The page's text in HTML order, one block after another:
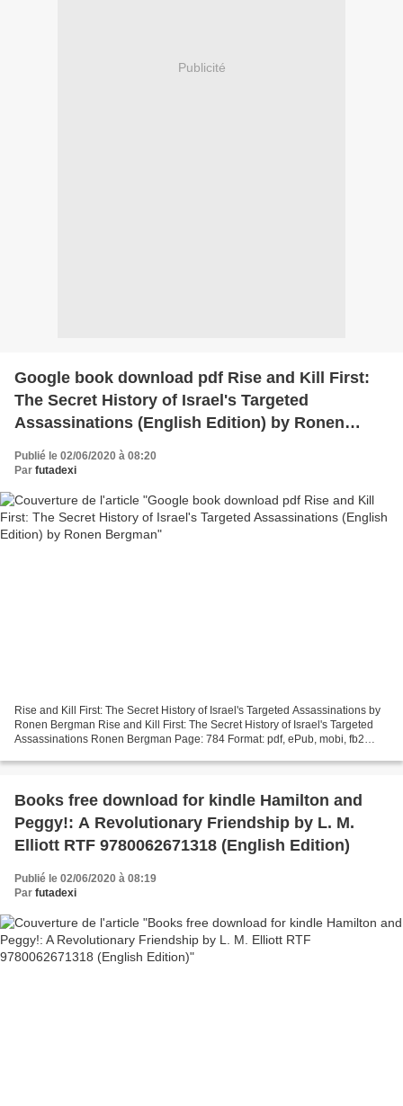
Publicité
Google book download pdf Rise and Kill First:
The Secret History of Israel's Targeted
Assassinations (English Edition) by Ronen
Publié le 02/06/2020 à 08:20
Par futadexi
Rise and Kill First: The Secret History of Israel's Targeted Assassinations by
Ronen Bergman Rise and Kill First: The Secret History of Israel's Targeted
Assassinations Ronen Bergman Page: 784 Format: pdf, ePub, mobi, fb2
Books free download for kindle Hamilton and
Peggy!: A Revolutionary Friendship by L. M.
Elliott RTF 9780062671318 (English Edition)
Publié le 02/06/2020 à 08:19
Par futadexi